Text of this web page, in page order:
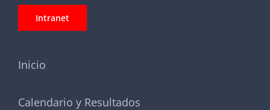
Intranet
Inicio
Calendario y Resultados